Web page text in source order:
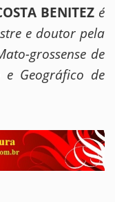
BENITEZ é
e doutor pela
grossense de
Geográfico de